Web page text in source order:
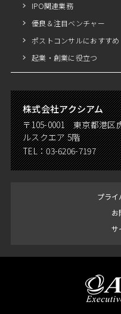
IPO関連業務
優良＆注目ベンチャー
ポストコンサルにおすすめ
起業・創業に役立つ
株式会社アクシアム
〒105-0001 東京都港区
ルスクエア 5階
TEL：03-6206-7197
プラ
お
サ